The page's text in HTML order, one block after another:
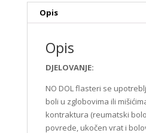
Opis
Opis
DJELOVANJE:
NO DOL flasteri se
boli u zglobovima ili
kontraktura (reumatski
povrede, ukočen vrat i